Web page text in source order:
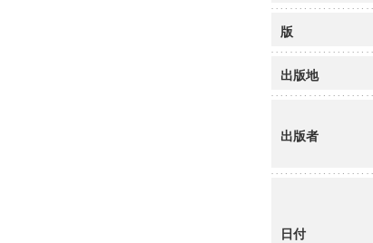
慶應義塾大学グローバルCOEプログラム市民社会
慶應義塾大学グローバルCOEプログラム論理と感
博士課程教育リーディングプログラム「超成熟社
版
出版地
出版者
日付